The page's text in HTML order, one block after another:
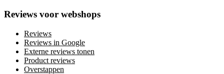
Reviews voor webshops
Reviews
Reviews in Google
Externe reviews tonen
Product reviews
Overstappen